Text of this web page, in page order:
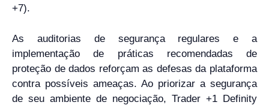
+7).
As auditorias de segurança regulares e a
implementação de práticas recomendadas de
proteção de dados reforçam as defesas da plataforma
contra possíveis ameaças. Ao priorizar a segurança
de seu ambiente de negociação, Trader +1 Definity